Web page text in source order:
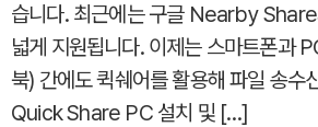
습니다. 최근에는 구글 Nearby
넓게 지원됩니다. 이제는 스마트폰과
북) 간에도 퀵쉐어를 활용해 파일 송수
Quick Share PC 설치 및 […]